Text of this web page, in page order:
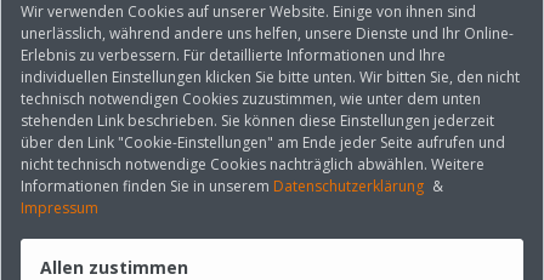
Wir verwenden Cookies auf unserer Website. Einige von ihnen sind
unerlässlich, während andere uns helfen, unsere Dienste und Ihr Online-
Erlebnis zu verbessern. Für detaillierte Informationen und Ihre
individuellen Einstellungen klicken Sie bitte unten. Wir bitten Sie, den nicht
technisch notwendigen Cookies zuzustimmen, wie unter dem unten
stehenden Link beschrieben. Sie können diese Einstellungen jederzeit
über den Link "Cookie-Einstellungen" am Ende jeder Seite aufrufen und
nicht technisch notwendige Cookies nachträglich abwählen. Weitere
Informationen finden Sie in unserem Datenschutzerklärung &
Impressum
Allen zustimmen